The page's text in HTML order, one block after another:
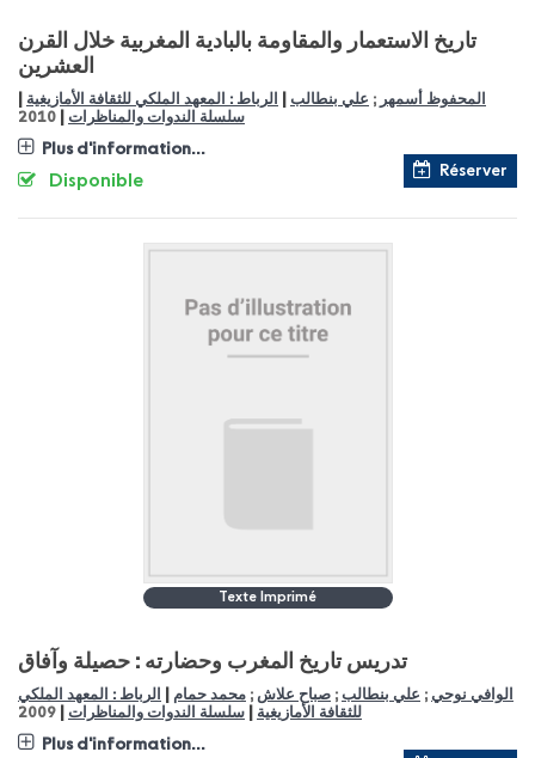
تاريخ الاستعمار والمقاومة بالبادية المغربية خلال القرن
العشرين
المحفوظ أسمهر ; علي بنطالب الرباط : المعهد الملكي للثقافة الأمازيغية
سلسلة الندوات والمناظرات 2010
Plus d'information...
Réserver
Disponible
Texte Imprimé
تدريس تاريخ المغرب وحضارته : حصيلة وآفاق
الوافي نوحي ; علي بنطالب ; صباح علاش ; محمد حمام
الرباط : المعهد الملكي
للثقافة الأمازيغية
سلسلة الندوات والمناظرات 2009
Plus d'information...